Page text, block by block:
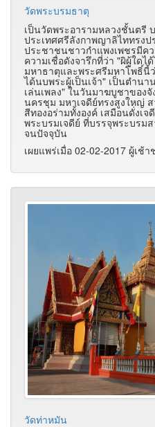
วัดพระบรมธาตุ
เป็นวัดพระอารามหลวงชั้นตรี
ประเทศศรีลังกาพญาลิไททรงป
ประชาชนชาวกำแพงเพชรมีค
ความเชื่อดังจารึกที่ว่า "ผิผู้ใด
มหาธาตุและพระศรีมหาโพธิ์นี้
ได้นบพระผู้เป็นเจ้า" เป็นตำน
เล่นเพลง" ในวันมาฆบูชาของ
นครชุม มหาเจดีย์ทรงสูงใหญ่
สีทองอร่ามทั้งองค์ เสมือนดั่งเจ
พระบรมเจดีย์ ที่บรรจุพระบรม
จนปัจจุบัน
เผยแพร่เมื่อ 02-02-2017 ผู้เช้า
วัดท่าหมัน